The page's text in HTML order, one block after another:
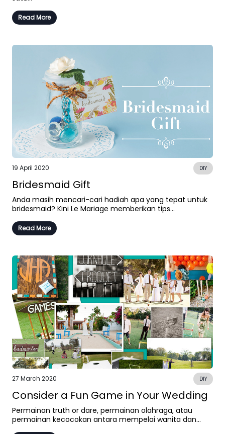
Read More
19 April 2020 DIY
Bridesmaid Gift
Anda masih mencari-cari hadiah apa yang tepat untuk
bridesmaid? Kini Le Mariage memberikan tips...
Read More
27 March 2020 DIY
Consider a Fun Game in Your Wedding
Permainan truth or dare, permainan olahraga, atau
permainan kecocokan antara mempelai wanita dan...